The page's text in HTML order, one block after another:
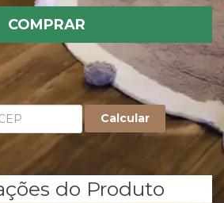
COMPRAR
Fale conosco
Calcular
do Produto